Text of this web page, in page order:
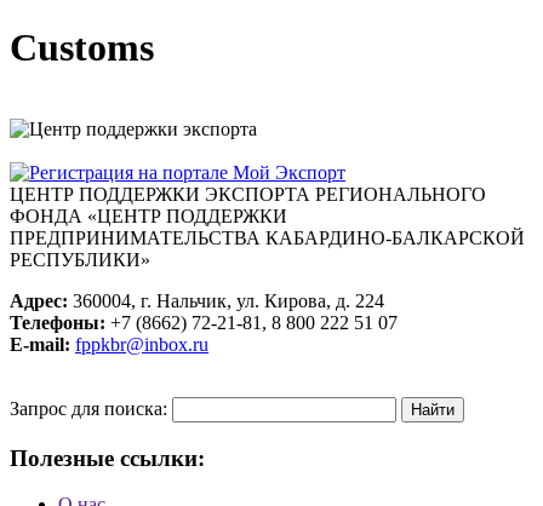
Сustoms
ЦЕНТР ПОДДЕРЖКИ ЭКСПОРТА РЕГИОНАЛЬНОГО
ФОНДА «ЦЕНТР ПОДДЕРЖКИ
ПРЕДПРИНИМАТЕЛЬСТВА КАБАРДИНО-БАЛКАРСКОЙ
РЕСПУБЛИКИ»
Адрес: 360004, г. Нальчик, ул. Кирова, д. 224
Телефоны: +7 (8662) 72-21-81, 8 800 222 51 07
E-mail: fppkbr@inbox.ru
Запрос для поиска:
Полезные ссылки: